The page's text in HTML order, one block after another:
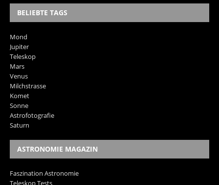
BELIEBTE TAGS
Mond
Jupiter
Teleskop
Mars
Venus
Milchstrasse
Komet
Sonne
Astrofotografie
Saturn
ASTRONOMIE MAGAZIN
Faszination Astronomie
Teleskop Tests